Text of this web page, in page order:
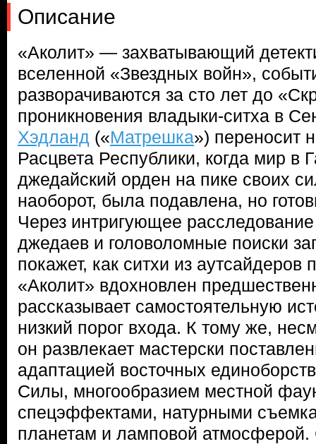
Описание
«Аколит» — захватывающий
вселенной «Звездных войн»,
разворачиваются за сто лет до
проникновения владыки-ситха в
Хэдланд («Матрешка») переносит
Расцвета Республики, когда мир в
джедайский орден на пике своих
наоборот, была подавлена, но
Через интригующее
джедаев и головоломные поиски
покажет, как ситхи из аутсайдеров
«Аколит» вдохновлен
рассказывает самостоятельную
низкий порог входа. К тому же,
он развлекает мастерски
адаптацией восточных
Силы, многообразием местной
спецэффектами, натурными
планетам и ламповой